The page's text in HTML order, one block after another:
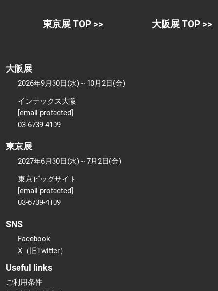
東京展 TOP >> 大阪展 TOP >>
大阪展
2026年9月30日(水)～10月2日(金)
インテックス大阪
[email protected]
03-6739-4109
東京展
2027年6月30日(水)～7月2日(金)
東京ビッグサイト
[email protected]
03-6739-4109
SNS
Facebook
X（旧Twitter）
Useful links
ご利用条件